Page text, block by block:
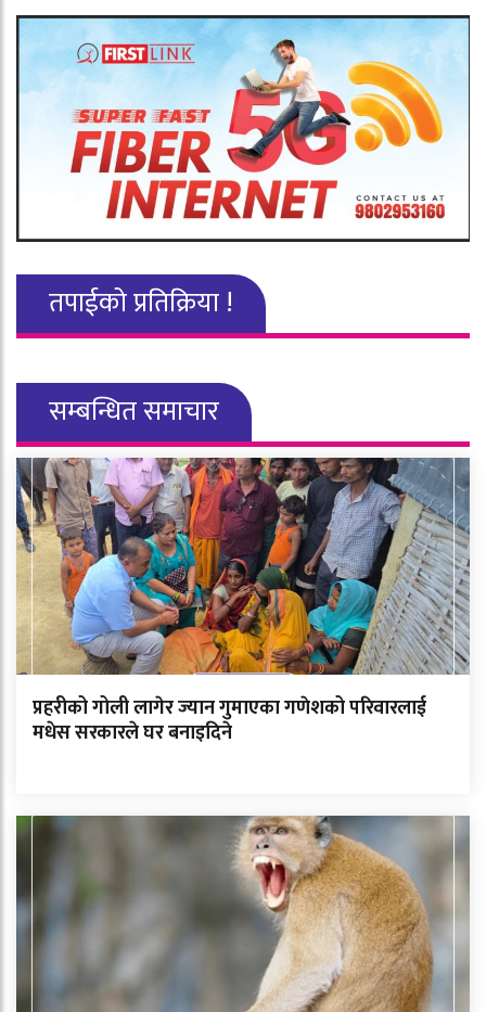
तपाईको प्रतिक्रिया !
सम्बन्धित समाचार
प्रहरीको गोली लागेर ज्यान गुमाएका गणेशको परिवारलाई
मधेस सरकारले घर बनाइदिने